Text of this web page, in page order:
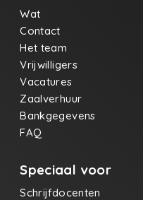
Wat
Contact
Het team
Vrijwilligers
Vacatures
Zaalverhuur
Bankgegevens
FAQ
Speciaal voor
Schrijfdocenten